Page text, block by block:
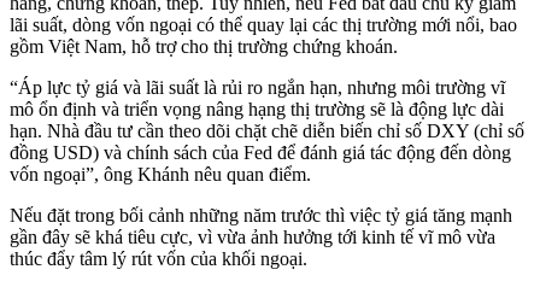
lãi suất, dòng vốn ngoại có thể quay lại các thị trường mới nổi, bao
gồm Việt Nam, hỗ trợ cho thị trường chứng khoán.
“Áp lực tỷ giá và lãi suất là rủi ro ngắn hạn, nhưng môi trường vĩ
mô ổn định và triển vọng nâng hạng thị trường sẽ là động lực dài
hạn. Nhà đầu tư cần theo dõi chặt chẽ diễn biến chỉ số DXY (chỉ số
đồng USD) và chính sách của Fed để đánh giá tác động đến dòng
vốn ngoại”, ông Khánh nêu quan điểm.
Nếu đặt trong bối cảnh những năm trước thì việc tỷ giá tăng mạnh
gần đây sẽ khá tiêu cực, vì vừa ảnh hưởng tới kinh tế vĩ mô vừa
thúc đẩy tâm lý rút vốn của khối ngoại.